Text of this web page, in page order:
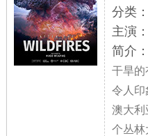
分类：
主演：
简介：
干旱的
令人印
澳大利
个丛林